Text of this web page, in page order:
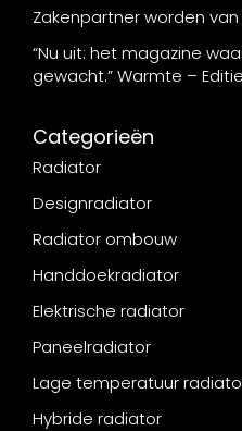
Zakenpartner worden
“Nu uit: het magazine
gewacht.” Warmte –
Categorieën
Radiator
Designradiator
Radiator ombouw
Handdoekradiator
Elektrische radiator
Paneelradiator
Lage temperatuur
Hybride radiator